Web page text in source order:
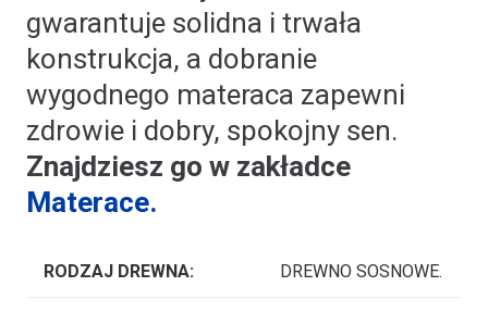
gwarantuje solidna i trwała
konstrukcja, a dobranie
wygodnego materaca zapewni
zdrowie i dobry, spokojny sen.
Znajdziesz go w zakładce
Materace.
RODZAJ DREWNA: DREWNO SOSNOWE.